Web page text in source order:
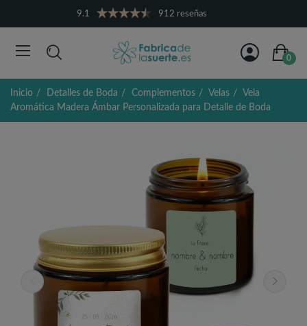
9.1 912 reseñas
0
Inicio Detalles de Boda Complementos Velas
Vela
Aromática Madera Ámbar Personalizada para Detalle de Boda